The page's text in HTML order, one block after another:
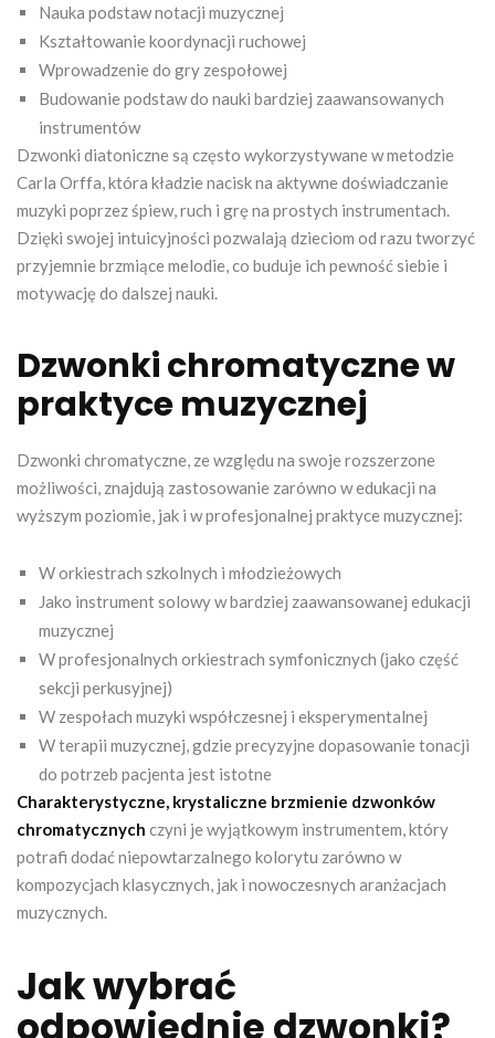
Nauka podstaw notacji muzycznej
Kształtowanie koordynacji ruchowej
Wprowadzenie do gry zespołowej
Budowanie podstaw do nauki bardziej zaawansowanych
instrumentów
Dzwonki diatoniczne są często wykorzystywane w metodzie
Carla Orffa, która kładzie nacisk na aktywne doświadczanie
muzyki poprzez śpiew, ruch i grę na prostych instrumentach.
Dzięki swojej intuicyjności pozwalają dzieciom od razu tworzyć
przyjemnie brzmiące melodie, co buduje ich pewność siebie i
motywację do dalszej nauki.
Dzwonki chromatyczne w
praktyce muzycznej
Dzwonki chromatyczne, ze względu na swoje rozszerzone
możliwości, znajdują zastosowanie zarówno w edukacji na
wyższym poziomie, jak i w profesjonalnej praktyce muzycznej:
W orkiestrach szkolnych i młodzieżowych
Jako instrument solowy w bardziej zaawansowanej edukacji
muzycznej
W profesjonalnych orkiestrach symfonicznych (jako część
sekcji perkusyjnej)
W zespołach muzyki współczesnej i eksperymentalnej
W terapii muzycznej, gdzie precyzyjne dopasowanie tonacji
do potrzeb pacjenta jest istotne
Charakterystyczne, krystaliczne brzmienie dzwonków
chromatycznych czyni je wyjątkowym instrumentem, który
potrafi dodać niepowtarzalnego kolorytu zarówno w
kompozycjach klasycznych, jak i nowoczesnych aranżacjach
muzycznych.
Jak wybrać
odpowiednie dzwonki?